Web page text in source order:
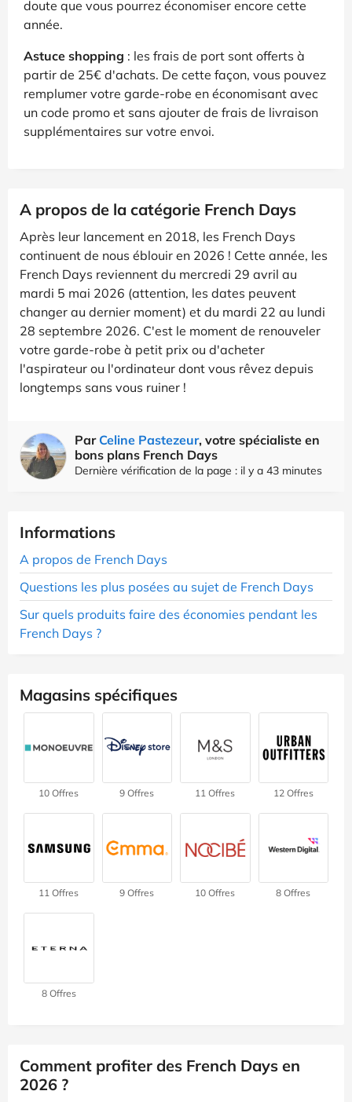
doute que vous pourrez économiser encore cette
année.
Astuce shopping : les frais de port sont offerts à
partir de 25€ d'achats. De cette façon, vous pouvez
remplumer votre garde-robe en économisant avec
un code promo et sans ajouter de frais de livraison
supplémentaires sur votre envoi.
A propos de la catégorie French Days
Après leur lancement en 2018, les French Days
continuent de nous éblouir en 2026 ! Cette année, les
French Days reviennent du mercredi 29 avril au
mardi 5 mai 2026 (attention, les dates peuvent
changer au dernier moment) et du mardi 22 au lundi
28 septembre 2026. C'est le moment de renouveler
votre garde-robe à petit prix ou d'acheter
l'aspirateur ou l'ordinateur dont vous rêvez depuis
longtemps sans vous ruiner !
Par Celine Pastezeur, votre spécialiste en
bons plans French Days
Dernière vérification de la page : il y a 43 minutes
Informations
A propos de French Days
Questions les plus posées au sujet de French Days
Sur quels produits faire des économies pendant les
French Days ?
Magasins spécifiques
10 Offres 9 Offres 11 Offres 12 Offres
11 Offres 9 Offres 10 Offres 8 Offres
8 Offres
Comment profiter des French Days en
2026 ?